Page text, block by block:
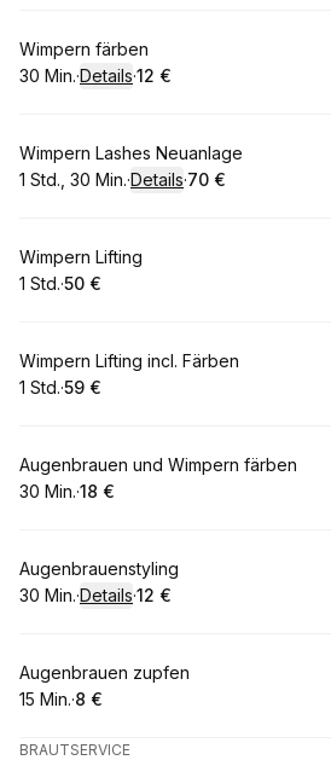
Buchen
Wimpern färben
.Dauer:
30 Min.·Details·
.Preis
12 €
Buchen
Wimpern Lashes Neuanlage
. Dauer:
1 Std., 30 Min.·Details·
. Preis
70 €
Buchen
Wimpern Lifting
. Dauer
1 Std.·
.Preis
50 €
Buchen
Wimpern Lifting incl. Färben
. Dauer
1 Std.·
.Preis
59 €
Buchen
Augenbrauen und Wimpern färben
.Dauer:
30 Min.·
.Preis
18 €
Buchen
Augenbrauenstyling
.Dauer:
30 Min.·Details·
.Preis
12 €
Buchen
Augenbrauen zupfen
.Dauer
15 Min.·
. Preis
8 €
BRAUTSERVICE